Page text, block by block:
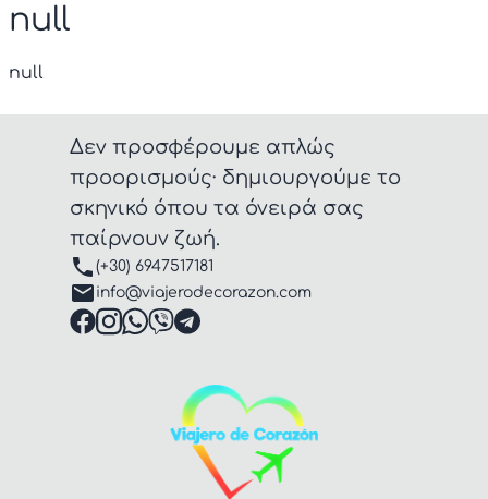
null
null
Δεν προσφέρουμε απλώς
προορισμούς· δημιουργούμε το
σκηνικό όπου τα όνειρά σας
παίρνουν ζωή.
(+30) 6947517181
info@viajerodecorazon.com